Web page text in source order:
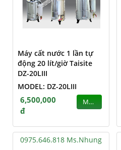
Máy cất nước 1 lần tự
động 20 lít/giờ Taisite
DZ-20LIII
MODEL: DZ-20LIII
6,500,000
đ
MUA
0975.646.818 Ms.Nhung